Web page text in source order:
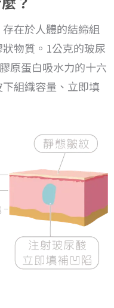
在於人體的結締組
物質。 1公克的玻尿
原蛋白吸水力的十六
組織容量、立即填